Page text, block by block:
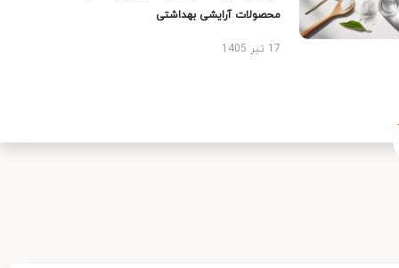
محصولات آرایشی بهداشتی
17 تیر 1405